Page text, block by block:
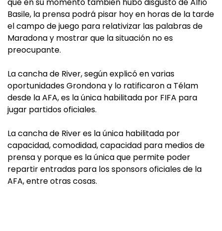
Basile, la prensa podrá pisar hoy en horas de la tarde
el campo de juego para relativizar las palabras de
Maradona y mostrar que la situación no es
preocupante.
La cancha de River, según explicó en varias
oportunidades Grondona y lo ratificaron a Télam
desde la AFA, es la única habilitada por FIFA para
jugar partidos oficiales.
La cancha de River es la única habilitada por
capacidad, comodidad, capacidad para medios de
prensa y porque es la única que permite poder
repartir entradas para los sponsors oficiales de la
AFA, entre otras cosas.